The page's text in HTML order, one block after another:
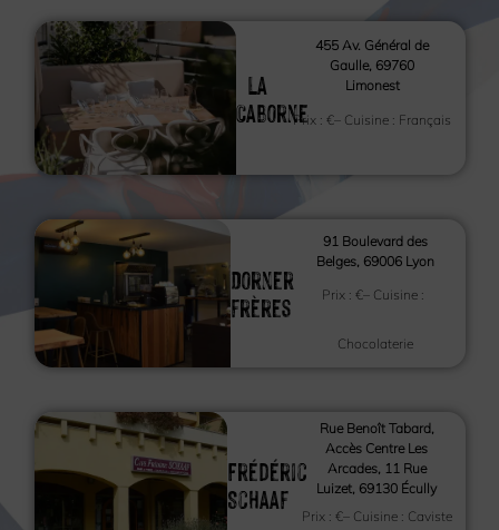
La
Caborne
455 Av. Général de
Gaulle, 69760
Limonest
Prix :€– Cuisine : Français
Dorner
frères
91 Boulevard des
Belges, 69006 Lyon
Prix :€– Cuisine :
Chocolaterie
Frédéric
Schaaf
Rue Benoît Tabard,
Accès Centre Les
Arcades, 11 Rue
Luizet, 69130 Écully
Prix : €– Cuisine : Caviste